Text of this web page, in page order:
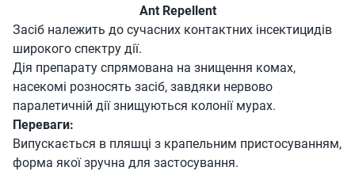
Ant Repellent
Засіб належить до сучасних контактних інсектицидів
широкого спектру дії.
Дія препарату спрямована на знищення комах,
насекомі розносять засіб, завдяки нервово
паралетичній дії знищуються колонії мурах.
Переваги:
Випускається в пляшці з крапельним пристосуванням,
форма якої зручна для застосування.